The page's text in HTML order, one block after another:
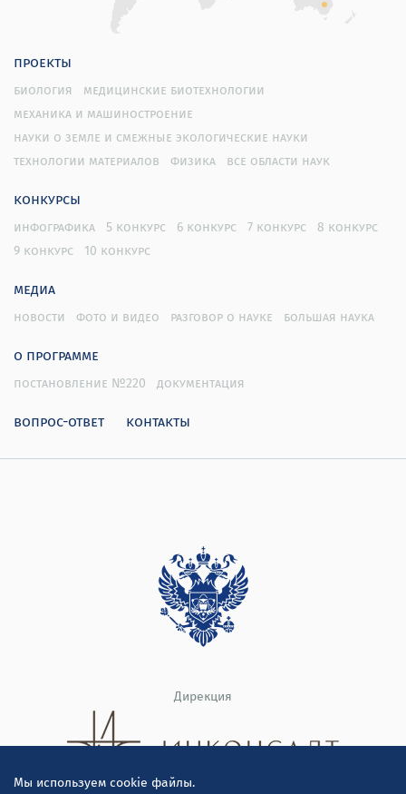
Мы используем cookie файлы.
проекты
биология
медицинские биотехнологии
механика и машиностроение
науки о земле и смежные экологические науки
технологии материалов
физика все области наук
конкурсы
инфографика 5 конкурс 6 конкурс 7 конкурс
8 конкурс
9 конкурс
10 конкурс
медиа
новости фото и видео разговор о науке большая наука
о программе
постановление №220 документация
вопрос-ответ контакты
Дирекция